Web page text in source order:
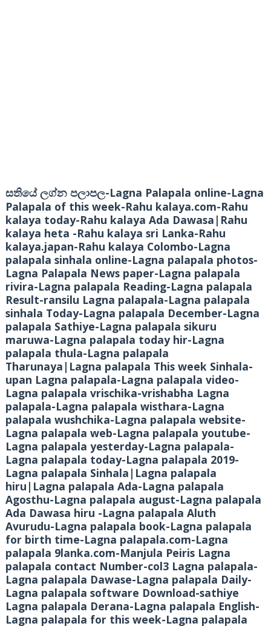
සතියේ ලග්න පලාපල-Lagna Palapala online-Lagna
Palapala of this week-Rahu kalaya.com-Rahu
kalaya today-Rahu kalaya Ada Dawasa|Rahu
kalaya heta -Rahu kalaya sri Lanka-Rahu
kalaya.japan-Rahu kalaya Colombo-Lagna
palapala sinhala online-Lagna palapala photos-
Lagna Palapala News paper-Lagna palapala
rivira-Lagna palapala Reading-Lagna palapala
Result-ransilu Lagna palapala-Lagna palapala
sinhala Today-Lagna palapala December-Lagna
palapala Sathiye-Lagna palapala sikuru
maruwa-Lagna palapala today hir-Lagna
palapala thula-Lagna palapala
Tharunaya|Lagna palapala This week Sinhala-
upan Lagna palapala-Lagna palapala video-
Lagna palapala vrischika-vrishabha Lagna
palapala-Lagna palapala wisthara-Lagna
palapala wushchika-Lagna palapala website-
Lagna palapala web-Lagna palapala youtube-
Lagna palapala yesterday-Lagna palapala-
Lagna palapala today-Lagna palapala 2019-
Lagna palapala Sinhala|Lagna palapala
hiru|Lagna palapala Ada-Lagna palapala
Agosthu-Lagna palapala august-Lagna palapala
Ada Dawasa hiru -Lagna palapala Aluth
Avurudu-Lagna palapala book-Lagna palapala
for birth time-Lagna palapala.com-Lagna
palapala 9lanka.com-Manjula Peiris Lagna
palapala contact Number-col3 Lagna palapala-
Lagna palapala Dawase-Lagna palapala Daily-
Lagna palapala software Download-sathiye
Lagna palapala Derana-Lagna palapala English-
Lagna palapala for this week-Lagna palapala